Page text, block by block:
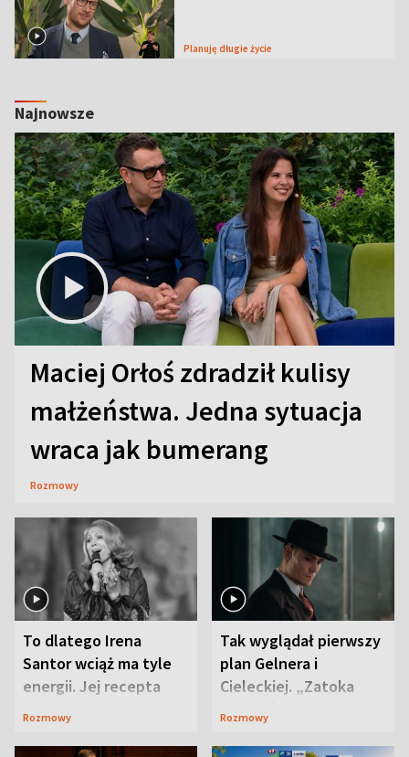
Planuję długie życie
Najnowsze
Maciej Orłoś zdradził kulisy
małżeństwa. Jedna sytuacja
wraca jak bumerang
Rozmowy
To dlatego Irena
Santor wciąż ma tyle
energii. Jej recepta
jest zaskakująco
Rozmowy
Tak wyglądał pierwszy
plan Gelnera i
Cieleckiej. „Zatoka
szpiegów” od razu ich
Rozmowy